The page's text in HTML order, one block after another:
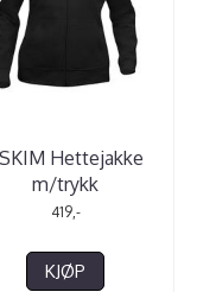
Hettejakke
m/trykk
419,-
KJØP